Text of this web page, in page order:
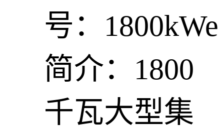
号：1800kWe
简介：1800
千瓦大型集